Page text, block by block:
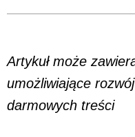
Artykuł może
umożliwiające
darmowych treści